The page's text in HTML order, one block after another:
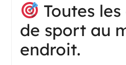
Toutes
de sport au
endroit.